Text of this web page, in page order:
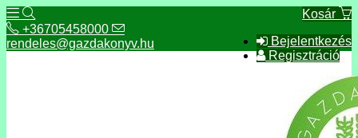
Kosár
Bejelentkezés
Regisztráció
+36705458000
rendeles@gazdakonyv.hu